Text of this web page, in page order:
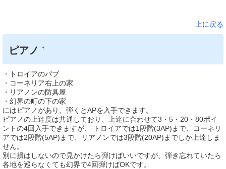
上に戻る
ピアノ†
・トロイアのパブ
・コーネリア右上の家
・リアノンの防具屋
・幻界の町の下の家
にはピアノがあり、弾くとAPを入手できます。
ピアノの上達度は共通しており、上達に合わせて3・5・20・80ポイ
ントの4回入手できますが、 トロイアでは1段階(3AP)まで、コーネリ
アでは2段階(5AP)まで、リアノンでは3段階(20AP)までしか上達しま
せん。
別に損はしないので見かけたら弾けばいいですが、弾き忘れていたら
各地を巡らなくても幻界で4回弾けばOKです。